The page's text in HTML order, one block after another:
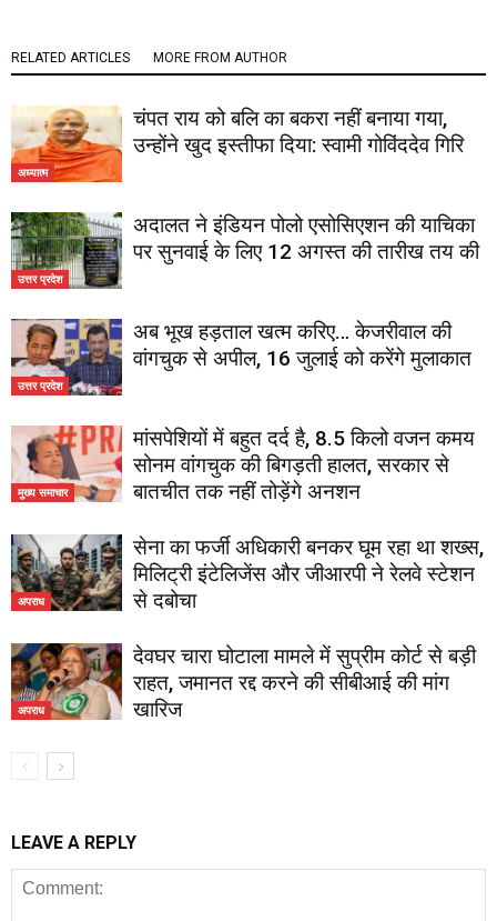
RELATED ARTICLES MORE FROM AUTHOR
अध्यात्म
चंपत राय को बलि का बकरा नहीं बनाया गया,
उन्होंने खुद इस्तीफा दिया: स्वामी गोविंददेव गिरि
उत्तर प्रदेश
अदालत ने इंडियन पोलो एसोसिएशन की याचिका
पर सुनवाई के लिए 12 अगस्त की तारीख तय की
उत्तर प्रदेश
अब भूख हड़ताल खत्म करिए… केजरीवाल की
वांगचुक से अपील, 16 जुलाई को करेंगे मुलाकात
मुख्य समाचार
मांसपेशियों में बहुत दर्द है, 8.5 किलो वजन कमय
सोनम वांगचुक की बिगड़ती हालत, सरकार से
बातचीत तक नहीं तोड़ेंगे अनशन
अपराध
सेना का फर्जी अधिकारी बनकर घूम रहा था शख्स,
मिलिट्री इंटेलिजेंस और जीआरपी ने रेलवे स्टेशन
से दबोचा
अपराध
देवघर चारा घोटाला मामले में सुप्रीम कोर्ट से बड़ी
राहत, जमानत रद्द करने की सीबीआई की मांग
खारिज
LEAVE A REPLY